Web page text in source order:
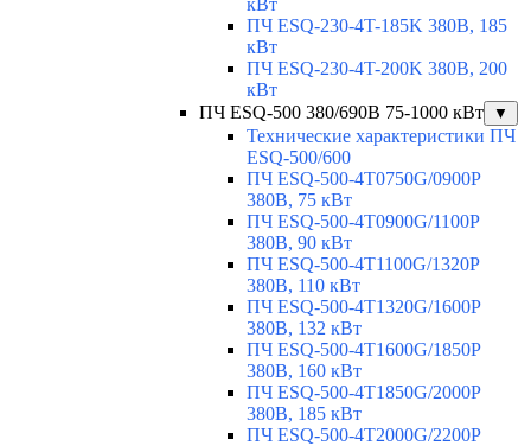
кВт
ПЧ ESQ-230-4T-185K 380В, 185
кВт
ПЧ ESQ-230-4T-200K 380В, 200
кВт
ПЧ ESQ-500 380/690В 75-1000 кВт
▼
Технические характеристики ПЧ
ESQ-500/600
ПЧ ESQ-500-4T0750G/0900P
380В, 75 кВт
ПЧ ESQ-500-4T0900G/1100P
380В, 90 кВт
ПЧ ESQ-500-4T1100G/1320P
380В, 110 кВт
ПЧ ESQ-500-4T1320G/1600P
380В, 132 кВт
ПЧ ESQ-500-4T1600G/1850P
380В, 160 кВт
ПЧ ESQ-500-4T1850G/2000P
380В, 185 кВт
ПЧ ESQ-500-4T2000G/2200P